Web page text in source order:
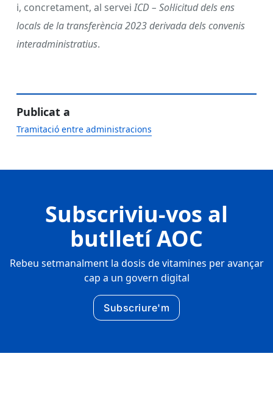
i, concretament, al serveiICD – Sol·licitud dels ens
locals de la transferència 2023 derivada dels convenis
interadministratius.
Publicat a
Tramitació entre administracions
Subscriviu-vos al
butlletí AOC
Rebeu setmanalment la dosis de vitamines per avançar
cap a un govern digital
Subscriure'm